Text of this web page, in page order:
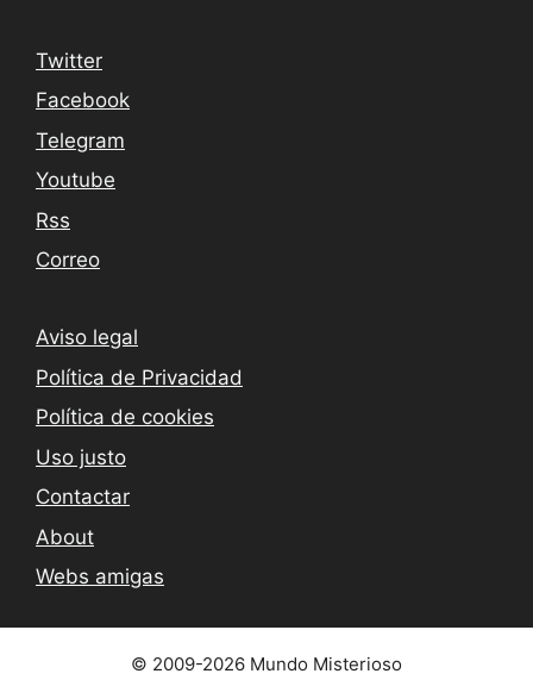
Twitter
Facebook
Telegram
Youtube
Rss
Correo
Aviso legal
Política de Privacidad
Política de cookies
Uso justo
Contactar
About
Webs amigas
© 2009-2026 Mundo Misterioso